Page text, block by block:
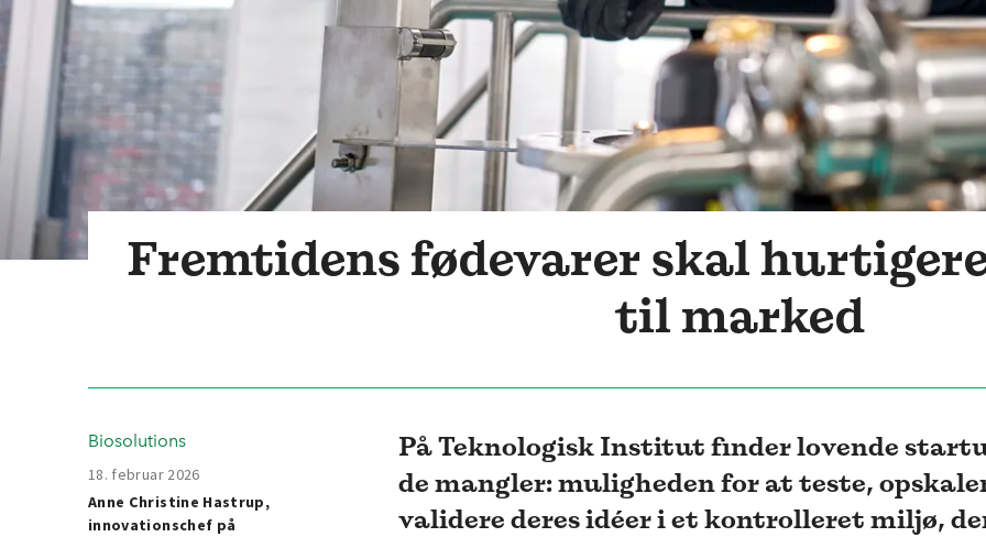
Fremtidens fødevarer skal
til marked
Biosolutions
18. februar 2026
Anne Christine Hastrup,
innovationschef på
På Teknologisk Institut finder lovende
de mangler: muligheden for at teste,
validere deres idéer i et kontrolleret miljø,